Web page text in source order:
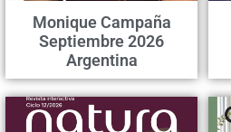
Monique Campaña
Septiembre 2026
Argentina